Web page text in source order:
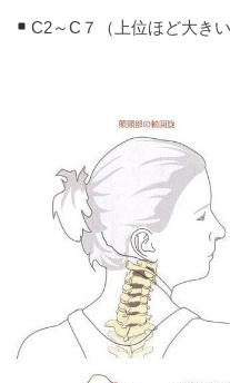
C2～C７（上位ほど大き